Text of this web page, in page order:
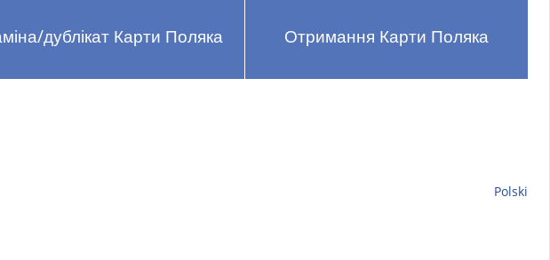
дублікат Карти Поляка Отримання Карти Поляка
Polski